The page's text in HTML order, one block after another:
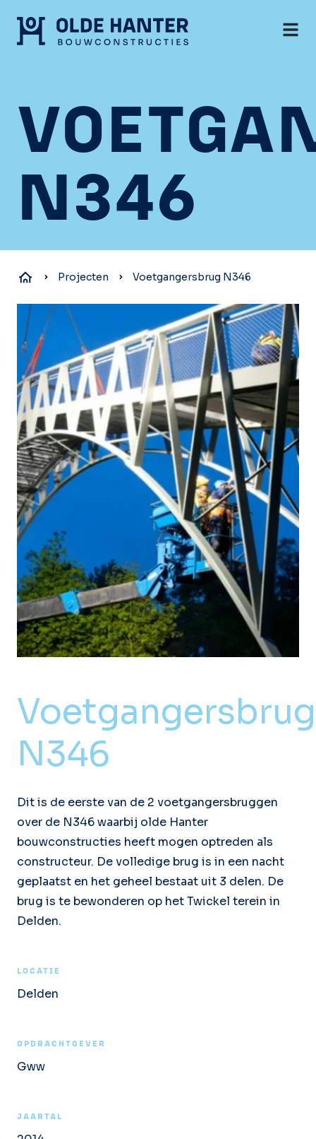
N346
Projecten Voetgangersbrug N346
Voetgangersbrug
N346
Dit is de eerste van de 2 voetgangersbruggen
over de N346 waarbij olde Hanter
bouwconstructies heeft mogen optreden als
constructeur. De volledige brug is in een nacht
geplaatst en het geheel bestaat uit 3 delen. De
brug is te bewonderen op het Twickel terein in
Delden.
LOCATIE
Delden
OPDRACHTGEVER
Gww
JAARTAL